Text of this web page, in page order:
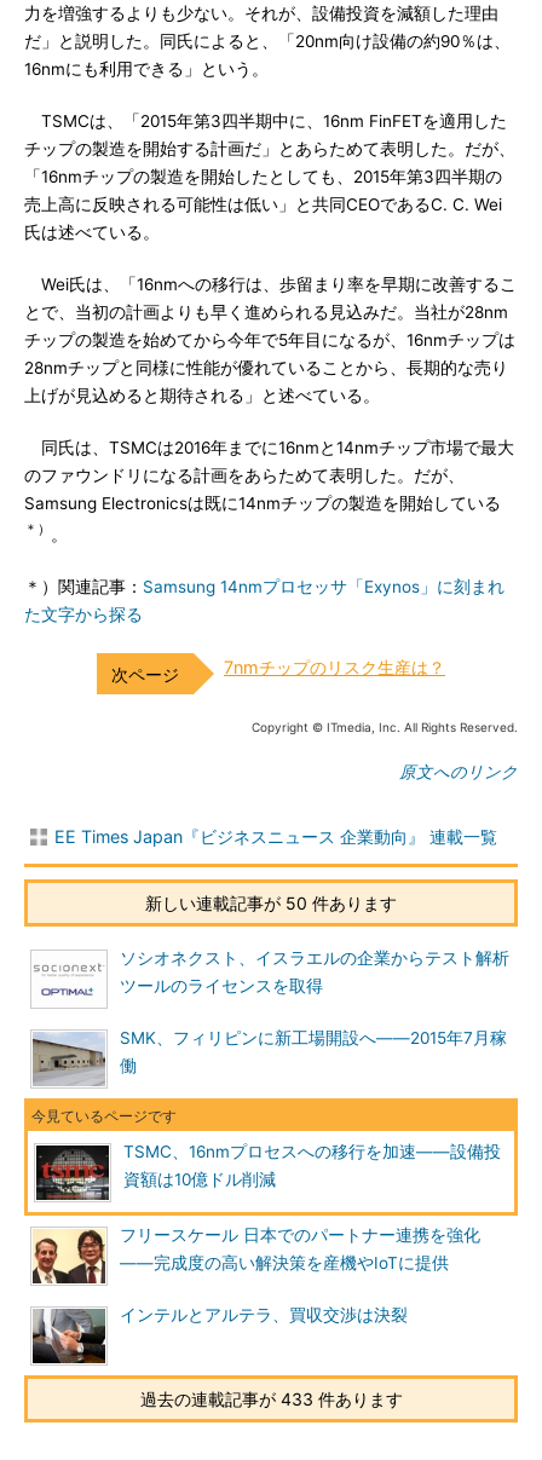
力を増強するよりも少ない。それが、設備投資を減額した理由
だ」と説明した。同氏によると、「20nm向け設備の約90％は、
16nmにも利用できる」という。
TSMCは、「2015年第3四半期中に、16nm FinFETを適用した
チップの製造を開始する計画だ」とあらためて表明した。だが、
「16nmチップの製造を開始したとしても、2015年第3四半期の
売上高に反映される可能性は低い」と共同CEOであるC. C. Wei
氏は述べている。
Wei氏は、「16nmへの移行は、歩留まり率を早期に改善するこ
とで、当初の計画よりも早く進められる見込みだ。当社が28nm
チップの製造を始めてから今年で5年目になるが、16nmチップは
28nmチップと同様に性能が優れていることから、長期的な売り
上げが見込めると期待される」と述べている。
同氏は、TSMCは2016年までに16nmと14nmチップ市場で最大
のファウンドリになる計画をあらためて表明した。だが、
Samsung Electronicsは既に14nmチップの製造を開始している
＊） 。
＊）関連記事： Samsung 14nmプロセッサ「Exynos」に刻まれ
た文字から探る
7nmチップのリスク生産は？
Copyright © ITmedia, Inc. All Rights Reserved.
原文へのリンク
EE Times Japan『ビジネスニュース 企業動向』 連載一覧
新しい連載記事が 50 件あります
ソシオネクスト、イスラエルの企業からテスト解析
ツールのライセンスを取得
SMK、フィリピンに新工場開設へ――2015年7月稼
働
TSMC、16nmプロセスへの移行を加速――設備投
資額は10億ドル削減
フリースケール 日本でのパートナー連携を強化
――完成度の高い解決策を産機やIoTに提供
インテルとアルテラ、買収交渉は決裂
過去の連載記事が 433 件あります